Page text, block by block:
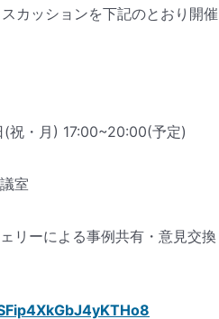
カッションを下記のとおり開
祝・月) 17:00~20:00(予定)
室
リーによる事例共有・意見交